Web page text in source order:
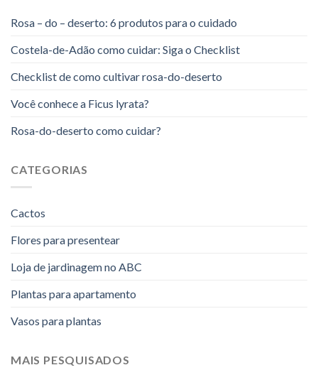
Rosa – do – deserto: 6 produtos para o cuidado
Costela-de-Adão como cuidar: Siga o Checklist
Checklist de como cultivar rosa-do-deserto
Você conhece a Ficus lyrata?
Rosa-do-deserto como cuidar?
CATEGORIAS
Cactos
Flores para presentear
Loja de jardinagem no ABC
Plantas para apartamento
Vasos para plantas
MAIS PESQUISADOS